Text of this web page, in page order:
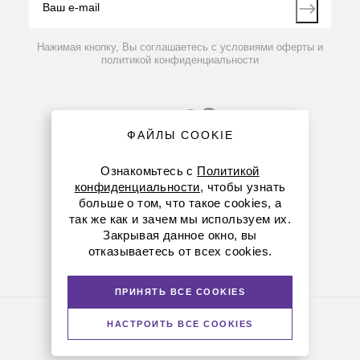
продувка полихроматора;
разрешение — 0.007 нм на 200 нм;
термостатирование — при 38℃ с точностью
размер матрицы детектора — 1024×1024
Плазменный генератор:
самовозбуждающийся твердотельный
генератор;
частота, МГц — 27.12;
выходная мощность, Вт — 700-1600
стабильность: ≤ 0.1%.
Вспомогательные устройства:
автосамплер;
Контакты
Нажимая кнопку, Вы соглашаетесь с условиями оферты и
политикой конфиденциальности
8 (800) 234-05-08
+7 (923) 303-01-52
© Диаэм, 1988 — 2026. Все права защищены
ФАЙЛЫ COOKIE
Ознакомьтесь с Политикой
конфиденциальности, чтобы узнать
больше о том, что такое cookies, а
так же как и зачем мы используем их.
Закрывая данное окно, вы
отказываетесь от всех cookies.
ПРИНЯТЬ ВСЕ COOKIES
НАСТРОИТЬ ВСЕ COOKIES